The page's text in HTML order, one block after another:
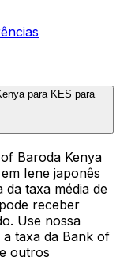
para KES para
Baroda Kenya
Iene japonês
taxa média de
receber
Use nossa
taxa da Bank of
outros